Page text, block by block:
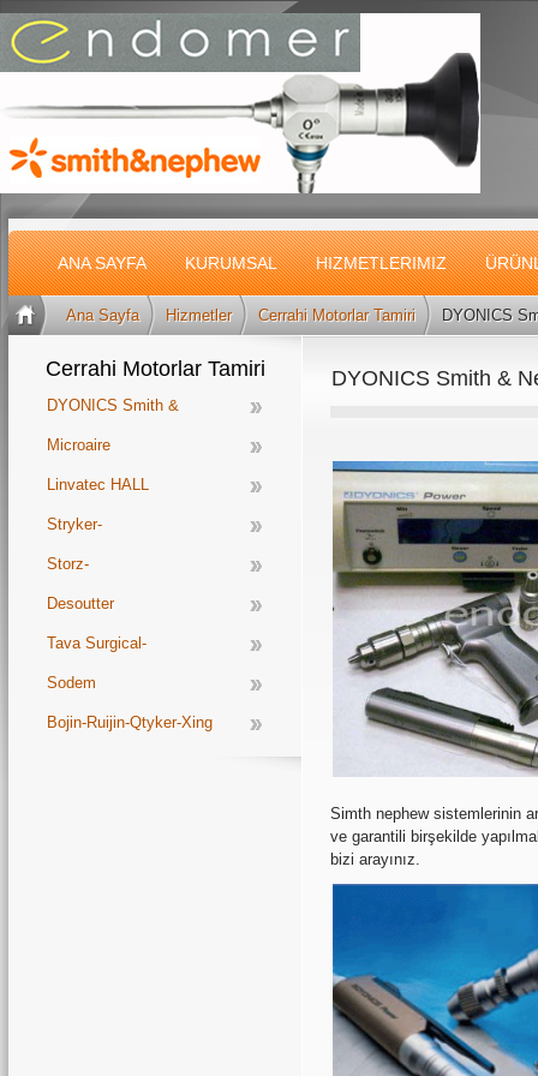
ANA SAYFA KURUMSAL HIZMETLERIMIZ
Ana Sayfa Hizmetler Cerrahi Motorlar Tamiri DYONICS
Cerrahi Motorlar Tamiri
DYONICS Smith &
Nephew
Microaire
Linvatec HALL
Stryker-
Storz-
Desoutter
Tava Surgical-
Sodem
Bojin-Ruijin-Qtyker-Xing
DYONICS Smith &
Simth nephew sistemlerinin
ve garantili birşekilde
bizi arayınız.